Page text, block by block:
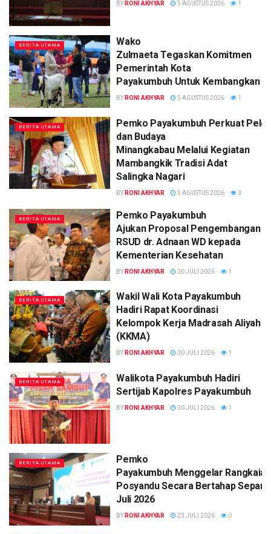
BY RONI AKHYAR 5 AGUSTUS 2026 1
BERITA UTAMA
Wako
Zulmaeta Tegaskan Komitmen
Pemerintah Kota
Payakumbuh Untuk Kembangkan
BY RONI AKHYAR 5 AGUSTUS 2026 1
BERITA UTAMA
Pemko Payakumbuh Perkuat
dan Budaya
Minangkabau Melalui Kegiatan
Mambangkik Tradisi Adat
Salingka Nagari
BY RONI AKHYAR 5 AGUSTUS 2026 3
BERITA UTAMA
Pemko Payakumbuh
Ajukan Proposal Pengembangan
RSUD dr. Adnaan WD kepada
Kementerian Kesehatan
BY RONI AKHYAR 30 JULI 2026 1
BERITA UTAMA
Wakil Wali Kota Payakumbuh
Hadiri Rapat Koordinasi
Kelompok Kerja Madrasah Aliyah
(KKMA)
BY RONI AKHYAR 30 JULI 2026 1
BERITA UTAMA
Walikota Payakumbuh Hadiri
Sertijab Kapolres Payakumbuh
BY RONI AKHYAR 30 JULI 2026 1
BERITA UTAMA
Pemko
Payakumbuh Menggelar
Posyandu Secara Bertahap
Juli 2026
BY RONI AKHYAR 23 JULI 2026 0